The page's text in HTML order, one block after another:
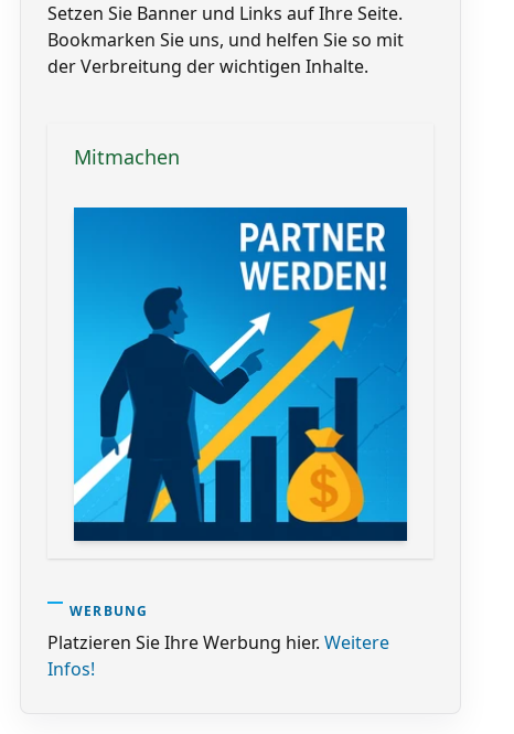
Setzen Sie Banner und Links auf Ihre Seite.
Bookmarken Sie uns, und helfen Sie so mit
der Verbreitung der wichtigen Inhalte.
Mitmachen
WERBUNG
Platzieren Sie Ihre Werbung hier. Weitere
Infos!